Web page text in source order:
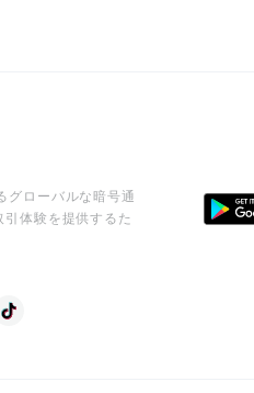
グローバルな暗号通
体験を提供するた